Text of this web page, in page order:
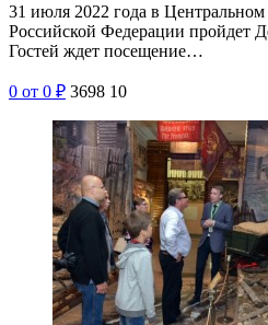
31 июля 2022 года в
Российской Федерации пройдет
Гостей ждет посещение…
0 от 0 ₽ 3698 10